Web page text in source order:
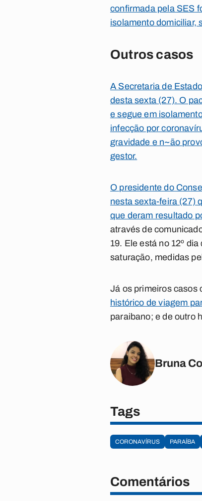
confirmada pela SES
isolamento domiciliar,
Outros casos
A Secretaria de
desta sexta (27). O
e segue em
infecção por
gravidade e n~ão
gestor.
O presidente do
nesta sexta-feira (27)
que deram resultado
através de
19. Ele está no 12º
saturação, medidas
Já os primeiros casos
histórico de viagem
paraibano; e de outro
Bruna
Tags
CORONAVÍRUS PARAÍBA
Comentários